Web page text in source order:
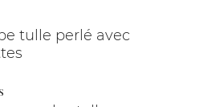
tulle perlé avec